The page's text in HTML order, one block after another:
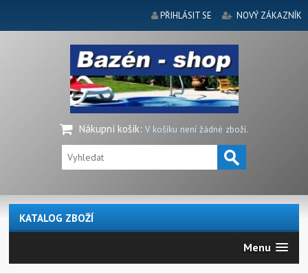
PŘIHLÁSIT SE NOVÝ ZÁKAZNÍK
Nákupní košík: V košíku není žádné zboží.
KATALOG ZBOŽÍ
Menu